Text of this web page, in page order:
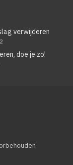
verwijderen
2
doe je zo!